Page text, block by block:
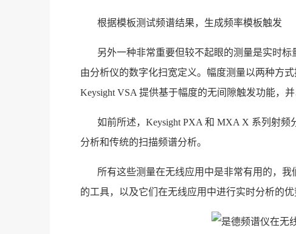
根据模板测试频谱结果，生成频率模板触发
另外一种非常重要但较不起眼的测量是实时
由分析仪的数字化扫宽定义。幅度测量以两种方
Keysight VSA 提供基于幅度的无间隙触发功能，
如前所述，Keysight PXA 和 MXA X 系列射
分析和传统的扫描频谱分析。
所有这些测量在无线应用中是非常有用的，
的工具，以及它们在无线应用中进行实时分析的优